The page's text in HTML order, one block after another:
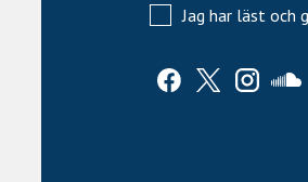
Jag har läst och